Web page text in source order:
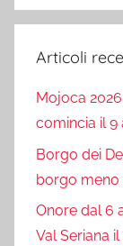
Articoli
Mojoca
comincia il 9
Borgo dei
borgo meno
Onore dal 6
Val Seriana